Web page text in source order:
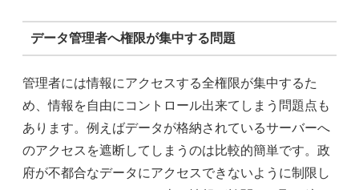
データ管理者へ権限が集中する問題
管理者には情報にアクセスする全権限が集中するた
め、情報を自由にコントロール出来てしまう問題点も
あります。例えばデータが格納されているサーバーへ
のアクセスを遮断してしまうのは比較的簡単です。政
府が不都合なデータにアクセスできないように制限し